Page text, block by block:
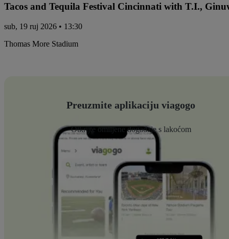
Tacos and Tequila Festival Cincinnati with T.I.,
sub, 19 ruj 2026 • 13:30
Thomas More Stadium
Preuzmite aplikaciju viagogo
Otkrijte omiljene događaje s lakoćom